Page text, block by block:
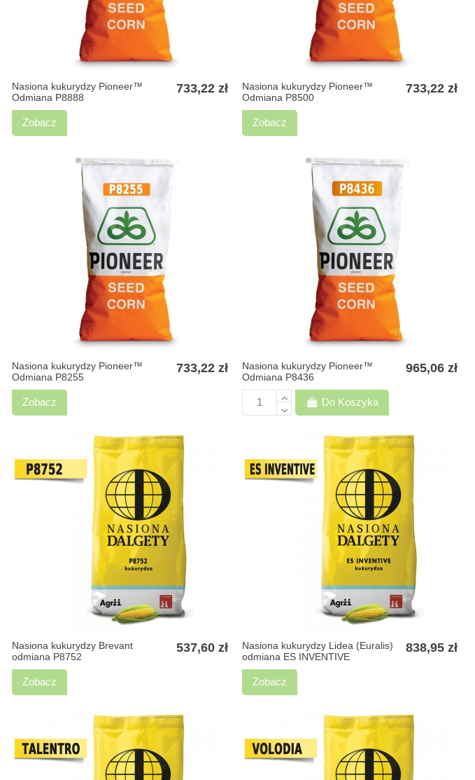
Nasiona kukurydzy Pioneer™
Odmiana P8888
733,22 zł
Zobacz
Nasiona kukurydzy Pioneer™
Odmiana P8500
733,22 zł
Zobacz
Nasiona kukurydzy Pioneer™
Odmiana P8255
733,22 zł
Zobacz
Nasiona kukurydzy Pioneer™
Odmiana P8436
965,06 zł
Do Koszyka
Nasiona kukurydzy Brevant
odmiana P8752
537,60 zł
Zobacz
Nasiona kukurydzy Lidea (Euralis)
odmiana ES INVENTIVE
838,95 zł
Zobacz